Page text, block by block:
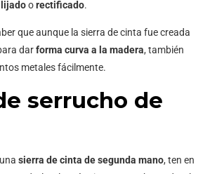
lijadoorectificado.
que aunque la sierra de cinta fue creada
darforma curva a la madera, también
metales fácilmente.
serrucho de
sierra de cinta de segunda mano, ten en